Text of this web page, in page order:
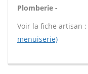
Plomberie -
Voir la fiche artisan :
menuiserie)